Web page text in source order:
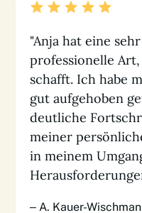
"Anja hat eine
professionelle
schafft. Ich habe
gut aufgehoben
deutliche
meiner
in meinem
– A. Kauer-